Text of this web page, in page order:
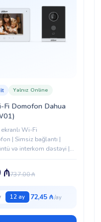
Fi Domofon Dahua
Yalnız Online
Wi-Fi
| Simsiz bağlantı |
və interkom dəstəyi |
737.00₼
₼
12 ay 72,45 ₼